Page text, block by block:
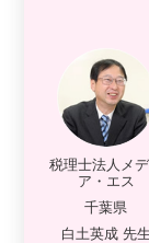
税理士法人メ
ア・エス
千葉県
白土英成 先生